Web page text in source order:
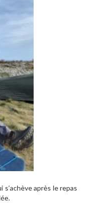
s’achève après le repas